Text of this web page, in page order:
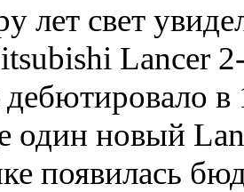
лет свет
Lancer
дебютировало
один новый
появилась